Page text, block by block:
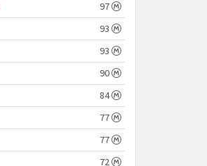
97
93
93
90
84
77
77
72